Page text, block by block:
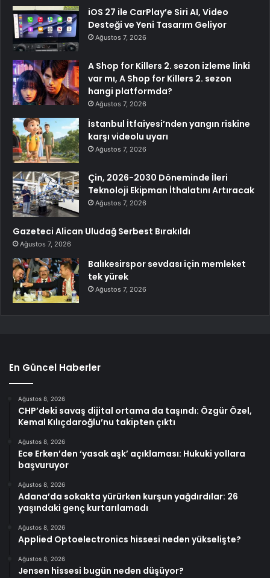
iOS 27 ile CarPlay’e Siri AI, Video
Desteği ve Yeni Tasarım Geliyor
Ağustos 7, 2026
A Shop for Killers 2. sezon izleme linki
var mı, A Shop for Killers 2. sezon
hangi platformda?
Ağustos 7, 2026
İstanbul İtfaiyesi’nden yangın riskine
karşı videolu uyarı
Ağustos 7, 2026
Çin, 2026-2030 Döneminde İleri
Teknoloji Ekipman İthalatını Artıracak
Ağustos 7, 2026
Gazeteci Alican Uludağ Serbest Bırakıldı
Ağustos 7, 2026
Balıkesirspor sevdası için memleket
tek yürek
Ağustos 7, 2026
En Güncel Haberler
Ağustos 8, 2026
CHP’deki savaş dijital ortama da taşındı: Özgür Özel,
Kemal Kılıçdaroğlu’nu takipten çıktı
Ağustos 8, 2026
Ece Erken’den ‘yasak aşk’ açıklaması: Hukuki yollara
başvuruyor
Ağustos 8, 2026
Adana’da sokakta yürürken kurşun yağdırdılar: 26
yaşındaki genç kurtarılamadı
Ağustos 8, 2026
Applied Optoelectronics hissesi neden yükselişte?
Ağustos 8, 2026
Jensen hissesi bugün neden düşüyor?